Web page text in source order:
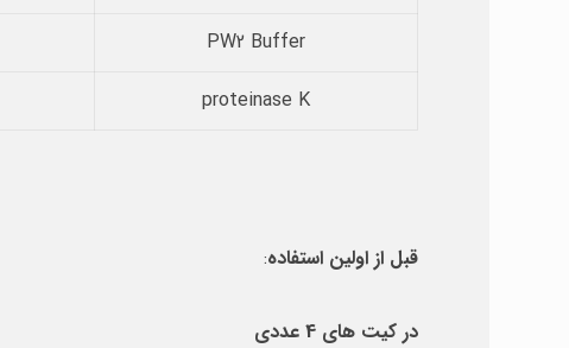
PW2 Buffer
proteinase K
قبل از اولین استفاده:
در کیت های 4 عددی